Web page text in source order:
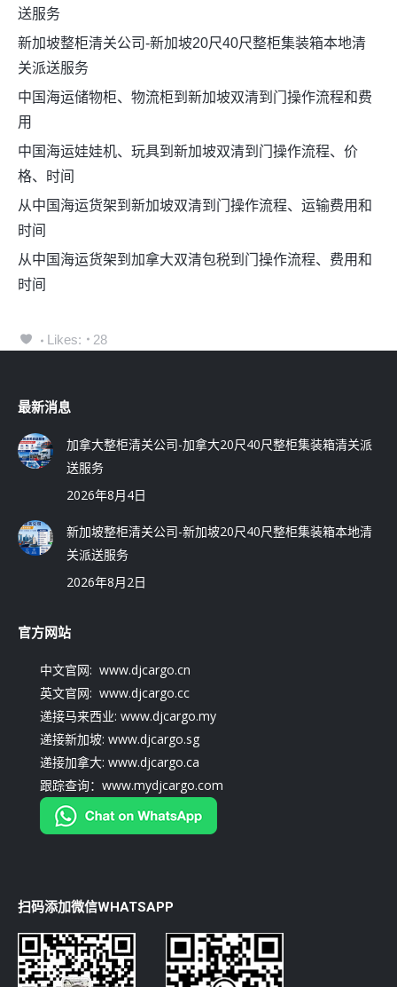
送服务
新加坡整柜清关公司-新加坡20尺40尺整柜集装箱本地清
关派送服务
中国海运储物柜、物流柜到新加坡双清到门操作流程和费
用
中国海运娃娃机、玩具到新加坡双清到门操作流程、价
格、时间
从中国海运货架到新加坡双清到门操作流程、运输费用和
时间
从中国海运货架到加拿大双清包税到门操作流程、费用和
时间
Likes: 28
最新消息
加拿大整柜清关公司-加拿大20尺40尺整柜集装箱清关派
送服务
2026年8月4日
新加坡整柜清关公司-新加坡20尺40尺整柜集装箱本地清
关派送服务
2026年8月2日
官方网站
中文官网: www.djcargo.cn
英文官网: www.djcargo.cc
递接马来西业: www.djcargo.my
递接新加坡: www.djcargo.sg
递接加拿大: www.djcargo.ca
跟踪查询：www.mydjcargo.com
扫码添加微信WHATSAPP